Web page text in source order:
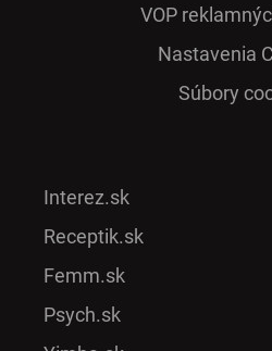
VOP
Nastavenia
Súbory
Interez.sk
Receptik.sk
Femm.sk
Psych.sk